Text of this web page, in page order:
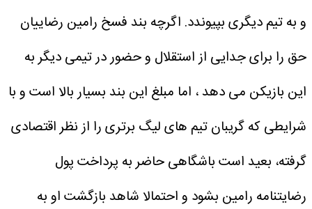
و به تیم دیگری بپیوندد. اگرچه بند فسخ رامین رضاییان
حق را برای جدایی از استقلال و حضور در تیمی دیگر به
این بازیکن می دهد ، اما مبلغ این بند بسیار بالا است و با
شرایطی که گریبان تیم های لیگ برتری را از نظر اقتصادی
گرفته، بعید است باشگاهی حاضر به پرداخت پول
رضایتنامه رامین بشود و احتمالا شاهد بازگشت او به